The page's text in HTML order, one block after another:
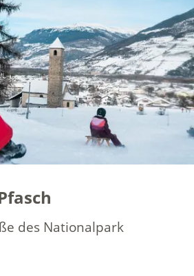
des Nationalpark